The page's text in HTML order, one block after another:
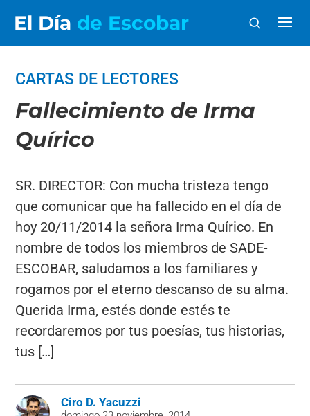
El Día de Escobar
CARTAS DE LECTORES
Fallecimiento de Irma
Quírico
SR. DIRECTOR: Con mucha tristeza tengo
que comunicar que ha fallecido en el día de
hoy 20/11/2014 la señora Irma Quírico. En
nombre de todos los miembros de SADE-
ESCOBAR, saludamos a los familiares y
rogamos por el eterno descanso de su alma.
Querida Irma, estés donde estés te
recordaremos por tus poesías, tus historias,
tus […]
Ciro D. Yacuzzi